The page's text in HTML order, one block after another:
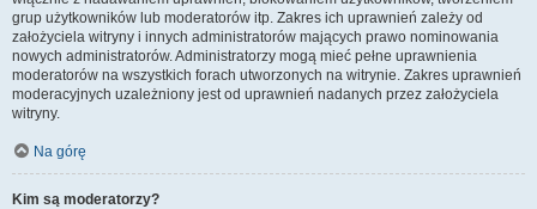
grup użytkowników lub moderatorów itp. Zakres ich uprawnień zależy od
założyciela witryny i innych administratorów mających prawo nominowania
nowych administratorów. Administratorzy mogą mieć pełne uprawnienia
moderatorów na wszystkich forach utworzonych na witrynie. Zakres uprawnień
moderacyjnych uzależniony jest od uprawnień nadanych przez założyciela
witryny.
Na górę
Kim są moderatorzy?